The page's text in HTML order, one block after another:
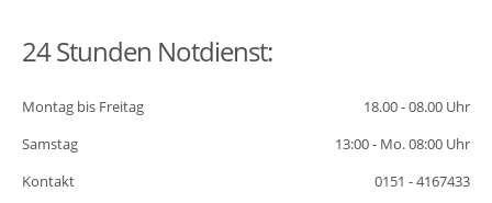
24 Stunden Notdienst:
Montag bis Freitag
18.00 - 08.00 Uhr
Samstag
13:00 - Mo. 08:00 Uhr
Kontakt
0151 - 4167433